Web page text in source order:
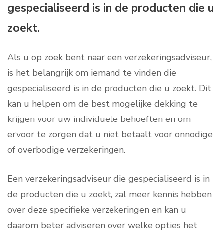
gespecialiseerd is in de producten die u
zoekt.
Als u op zoek bent naar een verzekeringsadviseur,
is het belangrijk om iemand te vinden die
gespecialiseerd is in de producten die u zoekt. Dit
kan u helpen om de best mogelijke dekking te
krijgen voor uw individuele behoeften en om
ervoor te zorgen dat u niet betaalt voor onnodige
of overbodige verzekeringen.
Een verzekeringsadviseur die gespecialiseerd is in
de producten die u zoekt, zal meer kennis hebben
over deze specifieke verzekeringen en kan u
daarom beter adviseren over welke opties het